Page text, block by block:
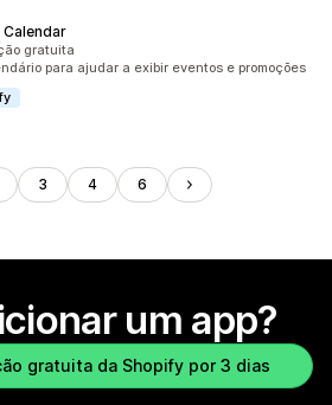
Calendar
gratuita
para ajudar a exibir eventos e promoções
3 4 6
um app?
gratuita da Shopify por 3 dias